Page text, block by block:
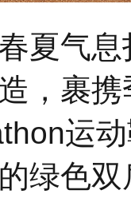
夏气
，裹
运
绿色